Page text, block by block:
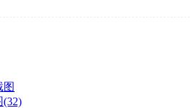
(32)